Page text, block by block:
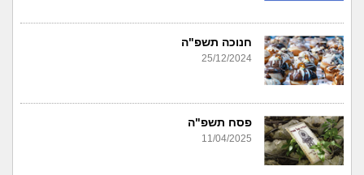
חנוכה תשפ"ה
25/12/2024
פסח תשפ"ה
11/04/2025